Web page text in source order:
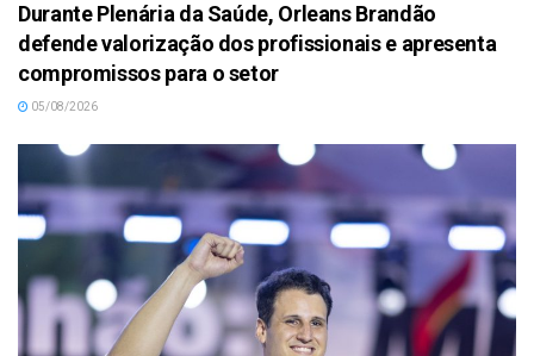
Durante Plenária da Saúde, Orleans Brandão
defende valorização dos profissionais e apresenta
compromissos para o setor
05/08/2026